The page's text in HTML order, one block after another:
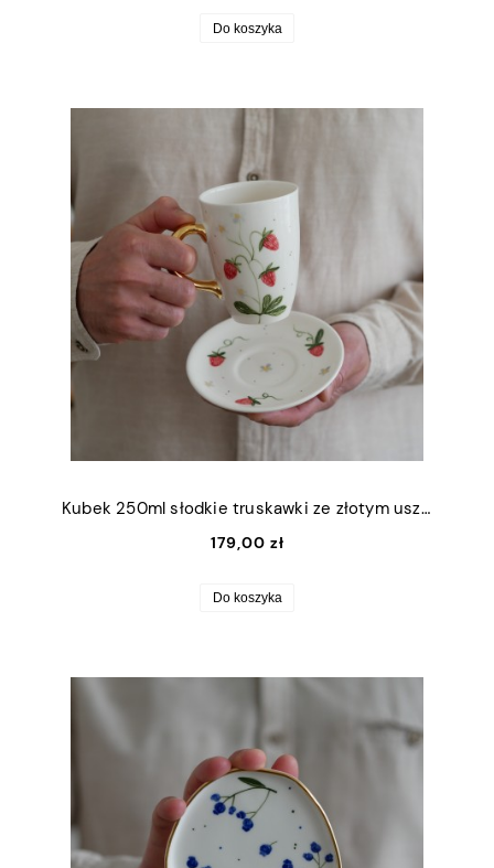
Do koszyka
Kubek 250ml słodkie truskawki ze złotym uszkiem + talerzyk 12,5cm
179,00 zł
Do koszyka